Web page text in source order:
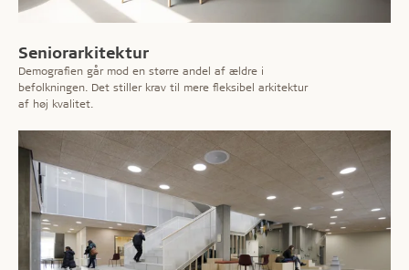
Seniorarkitektur
Demografien går mod en større andel af ældre i
befolkningen. Det stiller krav til mere fleksibel arkitektur
af høj kvalitet.